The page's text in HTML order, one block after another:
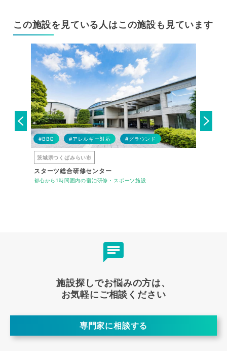
この施設を見ている人はこの施設も見ています
#BBQ #アレルギー対応 #グラウンド
茨城県つくばみらい市
スターツ総合研修センター
都心から1時間圏内の宿泊研修・スポーツ施設
#360°パ
施設探しでお悩みの方は、
お気軽にご相談ください
専門家に相談する